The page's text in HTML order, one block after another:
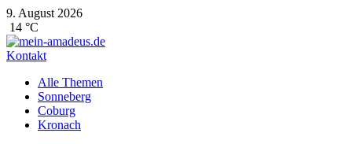
9. August 2026
14 °C
Kontakt
Alle Themen
Sonneberg
Coburg
Kronach